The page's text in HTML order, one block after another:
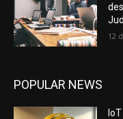
12
POPULAR NEWS